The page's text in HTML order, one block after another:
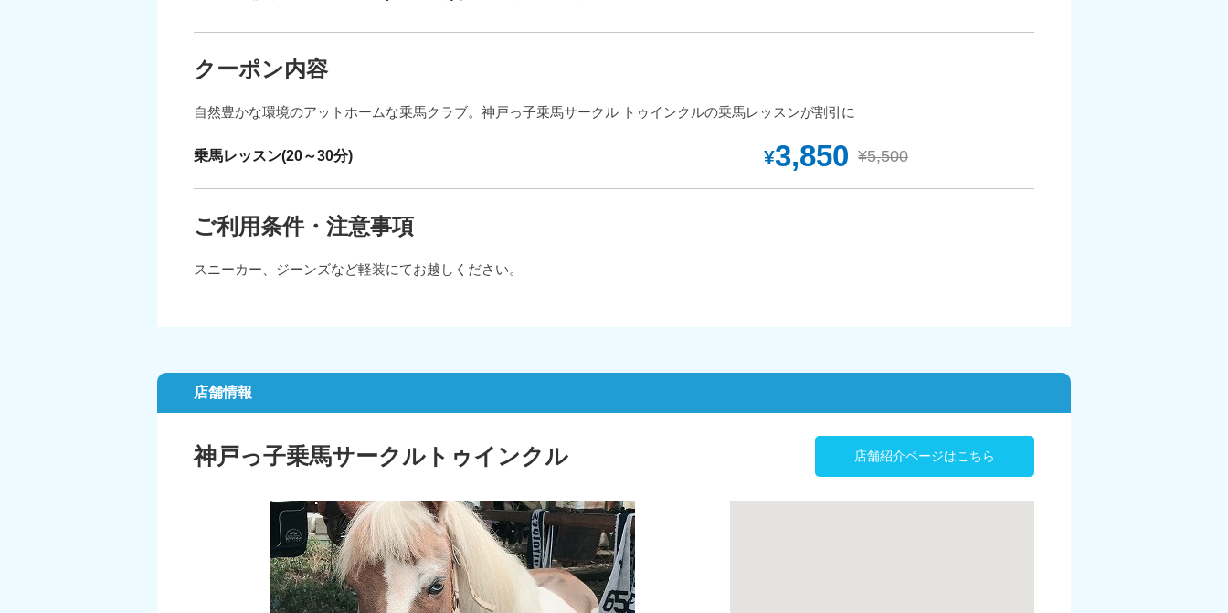
クーポン内容
自然豊かな環境のアットホームな乗馬​クラブ。神戸っ子乗馬サークル トゥインクルの乗馬レッスンが割引に
乗馬レッスン(20～30分) ¥3,850 ¥5,500
ご利用条件・注意事項
スニーカー、ジーンズなど軽装にてお越しください。
店舗情報
神戸っ子乗馬サークルトゥインクル 店舗紹介ページはこちら